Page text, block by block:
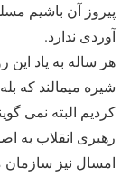
پیروز آن باشیم
آوردی ندارد.
هر ساله به یاد
شیره میمالند که
کردیم البته نمی
رهبری انقلاب به
امسال نیز سازمان